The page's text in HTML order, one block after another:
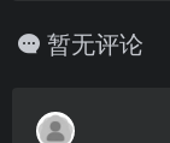
暂无评论